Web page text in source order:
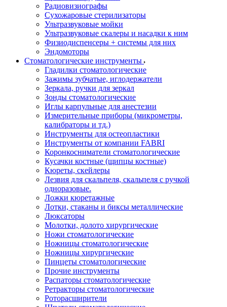
Радиовизиографы
Сухожаровые стерилизаторы
Ультразвуковые мойки
Ультразвуковые скалеры и насадки к ним
Физиодиспенсеры + системы для них
Эндомоторы
Стоматологические инструменты
Гладилки стоматологические
Зажимы зубчатые, иглодержатели
Зеркала, ручки для зеркал
Зонды стоматологические
Иглы карпульные для анестезии
Измерительные приборы (микрометры,
калибраторы и тд.)
Инструменты для остеопластики
Инструменты от компании FABRI
Коронкосниматели стоматологические
Кусачки костные (щипцы костные)
Кюреты, скейлеры
Лезвия для скальпеля, скальпеля с ручкой
одноразовые.
Ложки кюретажные
Лотки, стаканы и биксы металлические
Люксаторы
Молотки, долото хирургические
Ножи стоматологические
Ножницы стоматологические
Ножницы хирургические
Пинцеты стоматологические
Прочие инструменты
Распаторы стоматологические
Ретракторы стоматологические
Роторасширители